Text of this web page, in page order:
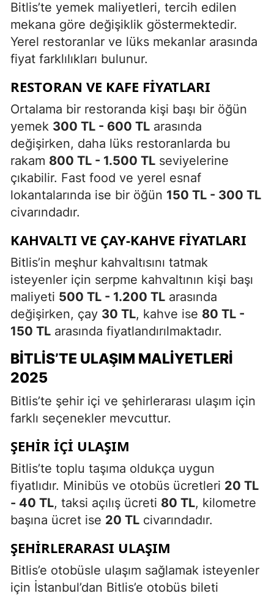
Bitlis’te yemek maliyetleri, tercih edilen
mekana göre değişiklik göstermektedir.
Yerel restoranlar ve lüks mekanlar arasında
fiyat farklılıkları bulunur.
RESTORAN VE KAFE FIYATLARI
Ortalama bir restoranda kişi başı bir öğün
yemek 300 TL - 600 TL arasında
değişirken, daha lüks restoranlarda bu
rakam 800 TL - 1.500 TL seviyelerine
çıkabilir. Fast food ve yerel esnaf
lokantalarında ise bir öğün 150 TL - 300 TL
civarındadır.
KAHVALTI VE ÇAY-KAHVE FIYATLARI
Bitlis’in meşhur kahvaltısını tatmak
isteyenler için serpme kahvaltının kişi başı
maliyeti 500 TL - 1.200 TL arasında
değişirken, çay 30 TL, kahve ise 80 TL -
150 TL arasında fiyatlandırılmaktadır.
BITLIS’TE ULAŞIM MALIYETLERI
2025
Bitlis’te şehir içi ve şehirlerarası ulaşım için
farklı seçenekler mevcuttur.
ŞEHIR İÇI ULAŞIM
Bitlis’te toplu taşıma oldukça uygun
fiyatlıdır. Minibüs ve otobüs ücretleri 20 TL
- 40 TL, taksi açılış ücreti 80 TL, kilometre
başına ücret ise 20 TL civarındadır.
ŞEHIRLERARASI ULAŞIM
Bitlis’e otobüsle ulaşım sağlamak isteyenler
için İstanbul’dan Bitlis’e otobüs bileti